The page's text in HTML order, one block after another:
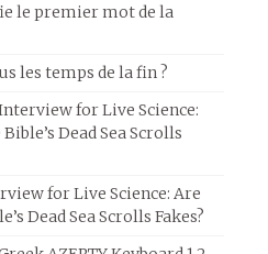
le premier mot de la
les temps de la fin ?
for Live Science:
Dead Sea Scrolls
for Live Science: Are
Dead Sea Scrolls Fakes?